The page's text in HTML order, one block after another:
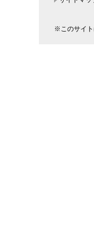
※このサイト